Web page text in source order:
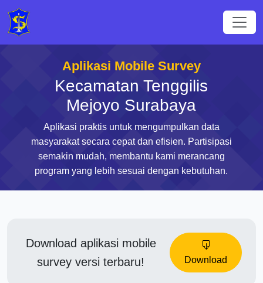
Aplikasi Mobile Survey
Kecamatan Tenggilis
Mejoyo Surabaya
Aplikasi praktis untuk mengumpulkan data
masyarakat secara cepat dan efisien. Partisipasi
semakin mudah, membantu kami merancang
program yang lebih sesuai dengan kebutuhan.
Download aplikasi mobile
survey versi terbaru!
Download